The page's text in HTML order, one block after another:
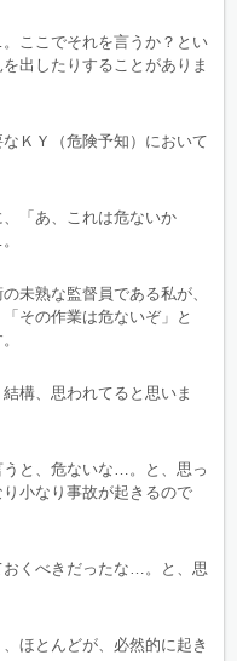
ここでそれを言うか？とい
出したりすることがありま
ＫＹ（危険予知）において
「あ、これは危ないか
未熟な監督員である私が、
その作業は危ないぞ」と
構、思われてると思いま
と、危ないな…。と、思っ
小なり事故が起きるので
くべきだったな…。と、思
ほとんどが、必然的に起き